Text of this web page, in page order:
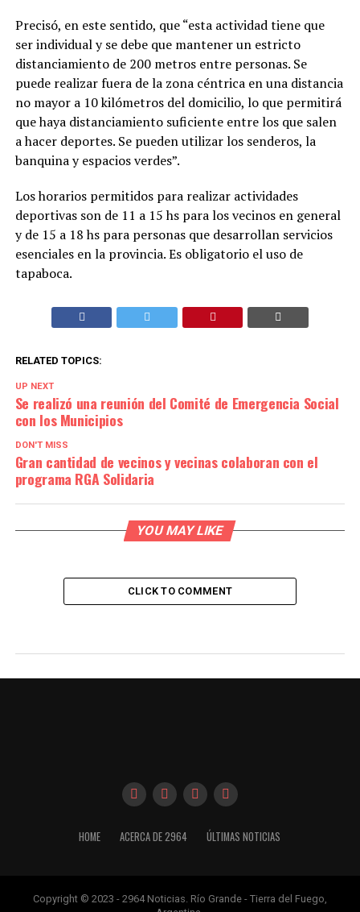
Precisó, en este sentido, que “esta actividad tiene que
ser individual y se debe que mantener un estricto
distanciamiento de 200 metros entre personas. Se
puede realizar fuera de la zona céntrica en una distancia
no mayor a 10 kilómetros del domicilio, lo que permitirá
que haya distanciamiento suficiente entre los que salen
a hacer deportes. Se pueden utilizar los senderos, la
banquina y espacios verdes”.
Los horarios permitidos para realizar actividades
deportivas son de 11 a 15 hs para los vecinos en general
y de 15 a 18 hs para personas que desarrollan servicios
esenciales en la provincia. Es obligatorio el uso de
tapaboca.
RELATED TOPICS:
UP NEXT
Se realizó una reunión del Comité de Emergencia Social
con los Municipios
DON'T MISS
Gran cantidad de vecinos y vecinas colaboran con el
programa RGA Solidaria
YOU MAY LIKE
CLICK TO COMMENT
HOME ACERCA DE 2964 ÚLTIMAS NOTICIAS
Copyright © 2023 - 2964 Noticias. Río Grande - Tierra del Fuego,